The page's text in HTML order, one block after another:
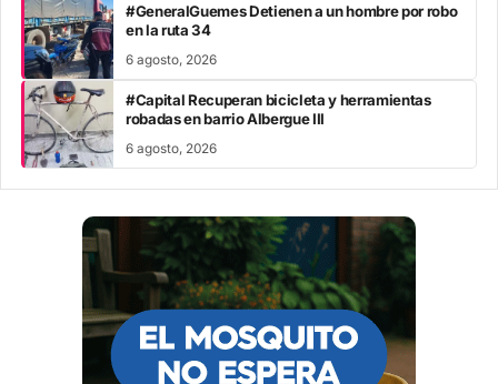
#GeneralGuemes Detienen a un hombre por robo
en la ruta 34
6 agosto, 2026
#Capital Recuperan bicicleta y herramientas
robadas en barrio Albergue III
6 agosto, 2026